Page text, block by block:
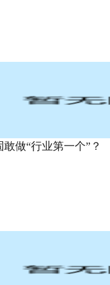
做“行业第一个”？